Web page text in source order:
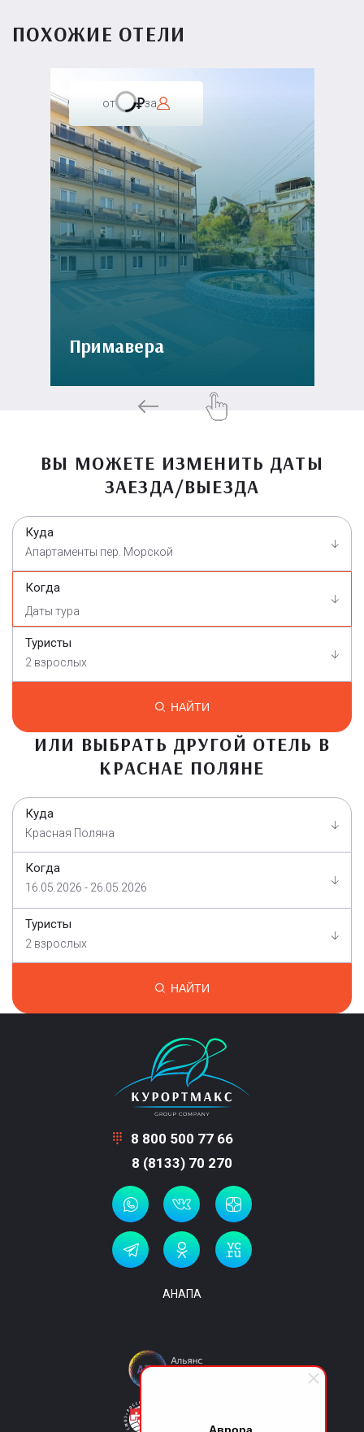
Аврора
ПОХОЖИЕ ОТЕЛИ
от за
Примавера
ВЫ МОЖЕТЕ ИЗМЕНИТЬ ДАТЫ
ЗАЕЗДА/ВЫЕЗДА
Куда
Апартаменты пер. Морской
Когда
Туристы
2 взрослых
НАЙТИ
ИЛИ ВЫБРАТЬ ДРУГОЙ ОТЕЛЬ В
КРАСНАЕ ПОЛЯНЕ
Куда
Красная Поляна
Когда
16.05.2026 - 26.05.2026
Туристы
2 взрослых
НАЙТИ
8 800 500 77 66
8 (8133) 70 270
АНАПА